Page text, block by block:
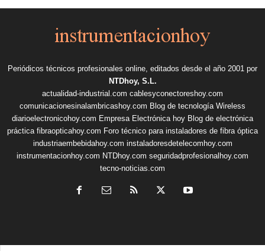
Periódicos técnicos profesionales online, editados desde el año 2001 por
NTDhoy, S.L.
actualidad-industrial.com cablesyconectoreshoy.com
comunicacionesinalambricashoy.com Blog de tecnología Wireless
diarioelectronicohoy.com Empresa Electrónica hoy Blog de electrónica
práctica fibraopticahoy.com Foro técnico para instaladores de fibra óptica
industriaembebidahoy.com instaladoresdetelecomhoy.com
instrumentacionhoy.com NTDhoy.com seguridadprofesionalhoy.com
tecno-noticias.com